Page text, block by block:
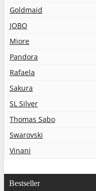
Goldmaid
JOBO
Miore
Pandora
Rafaela
Sakura
SL Silver
Thomas Sabo
Swarovski
Vinani
Bestseller